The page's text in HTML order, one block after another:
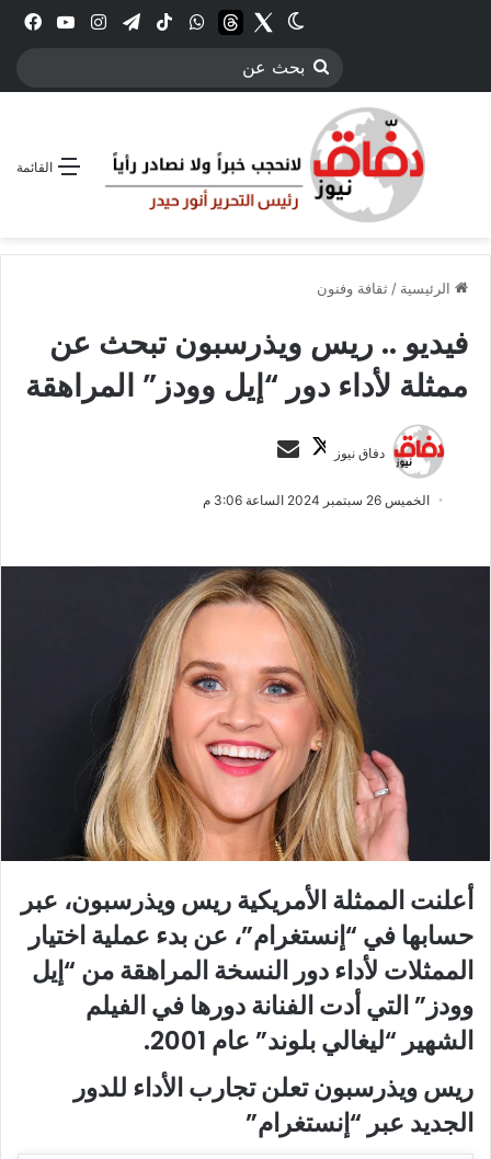
انستقرامتيلقرام‫TikTokواتسابthreadsTwitter
الوضع المظلم
بحث
القائمة
الرئيسية /ثقافة وفنون
فيديو .. ريس ويذرسبون تبحث عن
ممثلة لأداء دور “إيل وودز” المراهقة
دفاق نيوز
ت
ب
ل
ى
X
س
ر
ي
د
إ
ل
ك
ت
ر
و
ن
ي
الخميس 26 سبتمبر 2024 الساعة 3:06 م
أعلنت الممثلة الأمريكية ريس ويذرسبون، عبر
حسابها في “إنستغرام”، عن بدء عملية اختيار
الممثلات لأداء دور النسخة المراهقة من “إيل
وودز” التي أدت الفنانة دورها في الفيلم
الشهير “ليغالي بلوند” عام 2001.
ريس ويذرسبون تعلن تجارب الأداء للدور
الجديد عبر “إنستغرام”